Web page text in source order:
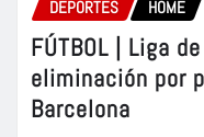
DEPORTES HOME
FÚTBOL | Liga
eliminación por
Barcelona